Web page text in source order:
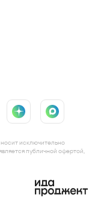
исключительно
публичной офертой,